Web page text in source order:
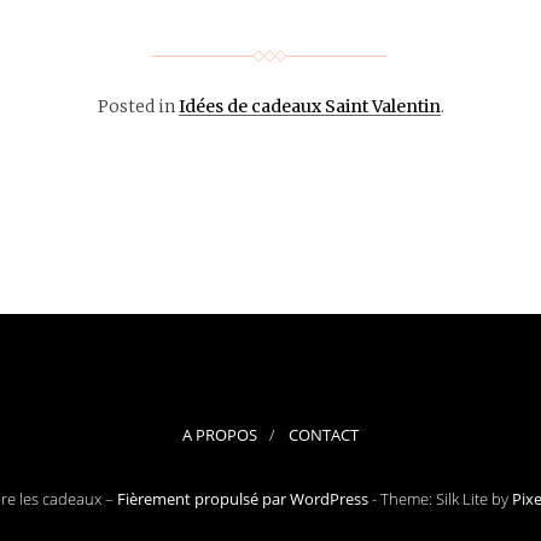
Posted in Idées de cadeaux Saint Valentin.
A PROPOS CONTACT
les cadeaux – Fièrement propulsé par WordPress-Theme: Silk Lite by